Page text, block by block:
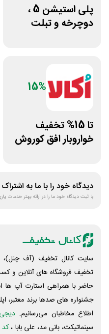
پلی استیشن 5 ،
دوچرخه و تبلت
15%
تا 15% تخفیف
خواروبار افق کوروش
دیدگاه خود را با ما به اشتراک
با ثبت دیدگاه خود ما را در ارائه بهتر خدمات
سایت کانال تخفیف (آف چنل)،
تخفیف فروشگاه های آنلاین و
حاضر با همراهی استارت آپ ها
جشنواره های صدها برند معتبر،
اطلاع مخاطبان می‌رسانیم.
سینماتیکت، بانی مد، علی‌ بابا ،کد